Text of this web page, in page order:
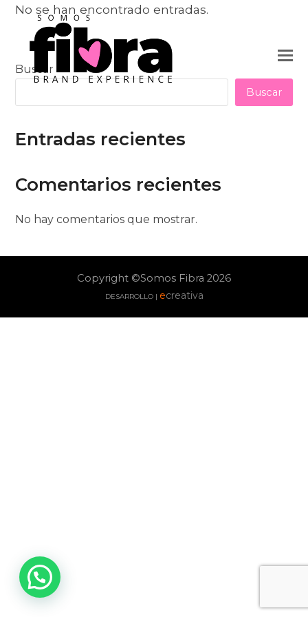
No se han encontrado entradas.
Buscar
Buscar
Entradas recientes
Comentarios recientes
No hay comentarios que mostrar.
Copyright ©Somos Fibra 2026
DESARROLLO | ecreativa